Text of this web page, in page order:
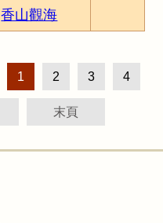
香山觀海
1 2 3 4
末頁